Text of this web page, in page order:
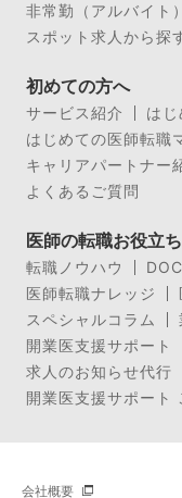
非常勤（アルバイト
スポット求人から探
初めての方へ
サービス紹介
は
はじめての医師転職
キャリアパートナー
よくあるご質問
医師の転職お役立
転職ノウハウ
医師転職ナレッジ
スペシャルコラム
開業医支援サポート
求人のお知らせ代行
開業医支援サポート
会社概要